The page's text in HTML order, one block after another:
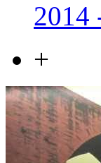
2014
+